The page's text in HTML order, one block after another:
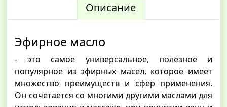
Описание
Эфирное масло
- это самое универсальное, полезное и
популярное из эфирных масел, которое имеет
множество преимуществ и сфер применения.
Он сочетается со многими другими маслами для